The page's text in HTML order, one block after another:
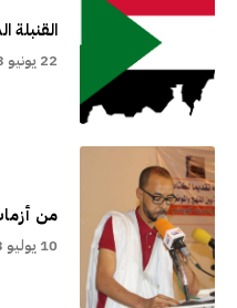
القنبلة
22 يونيو 2023، 22:19 مساءً
من
10 يوليو 2023، 18:15 مساءً